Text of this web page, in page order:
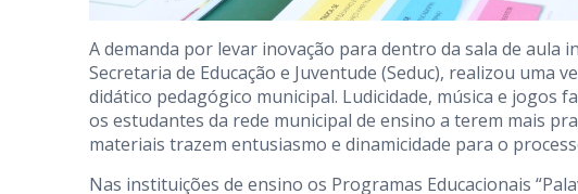
A demanda por levar inovação para dentro da sala de aula
Secretaria de Educação e Juventude (Seduc), realizou
didático pedagógico municipal. Ludicidade, música e jogos
os estudantes da rede municipal de ensino a terem mais
materiais trazem entusiasmo e dinamicidade para o
Nas instituições de ensino os Programas Educacionais